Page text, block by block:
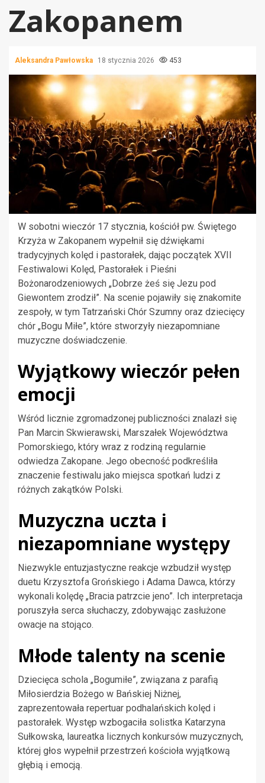
Zakopanem
Aleksandra Pawłowska 18 stycznia 2026 453
W sobotni wieczór 17 stycznia, kościół pw. Świętego
Krzyża w Zakopanem wypełnił się dźwiękami
tradycyjnych kolęd i pastorałek, dając początek XVII
Festiwalowi Kolęd, Pastorałek i Pieśni
Bożonarodzeniowych „Dobrze żeś się Jezu pod
Giewontem zrodził”. Na scenie pojawiły się znakomite
zespoły, w tym Tatrzański Chór Szumny oraz dziecięcy
chór „Bogu Miłe”, które stworzyły niezapomniane
muzyczne doświadczenie.
Wyjątkowy wieczór pełen
emocji
Wśród licznie zgromadzonej publiczności znalazł się
Pan Marcin Skwierawski, Marszałek Województwa
Pomorskiego, który wraz z rodziną regularnie
odwiedza Zakopane. Jego obecność podkreśliła
znaczenie festiwalu jako miejsca spotkań ludzi z
różnych zakątków Polski.
Muzyczna uczta i
niezapomniane występy
Niezwykle entuzjastyczne reakcje wzbudził występ
duetu Krzysztofa Grońskiego i Adama Dawca, którzy
wykonali kolędę „Bracia patrzcie jeno”. Ich interpretacja
poruszyła serca słuchaczy, zdobywając zasłużone
owacje na stojąco.
Młode talenty na scenie
Dziecięca schola „Bogumiłe”, związana z parafią
Miłosierdzia Bożego w Bańskiej Niżnej,
zaprezentowała repertuar podhalańskich kolęd i
pastorałek. Występ wzbogaciła solistka Katarzyna
Sułkowska, laureatka licznych konkursów muzycznych,
której głos wypełnił przestrzeń kościoła wyjątkową
głębią i emocją.